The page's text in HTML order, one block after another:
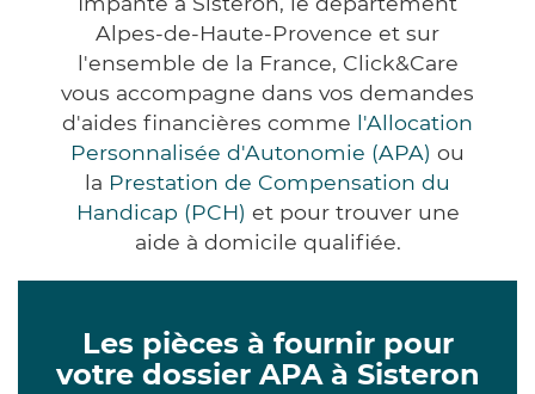
Alpes-de-Haute-Provence et sur
l'ensemble de la France, Click&Care
vous accompagne dans vos demandes
d'aides financières comme l'Allocation
Personnalisée d'Autonomie (APA) ou
la Prestation de Compensation du
Handicap (PCH) et pour trouver une
aide à domicile qualifiée.
Les pièces à fournir pour
votre dossier APA à Sisteron